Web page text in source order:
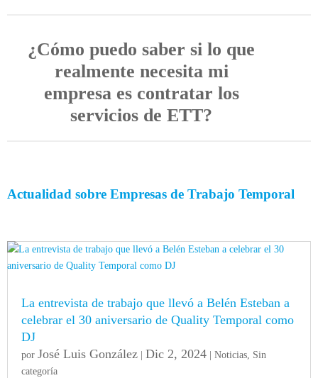
¿Cómo puedo saber si lo que
realmente necesita mi
empresa es contratar los
servicios de ETT?
Actualidad sobre Empresas de Trabajo Temporal
La entrevista de trabajo que llevó a Belén Esteban a
celebrar el 30 aniversario de Quality Temporal como
DJ
por José Luis González Dic 2, 2024 Noticias, Sin
categoría